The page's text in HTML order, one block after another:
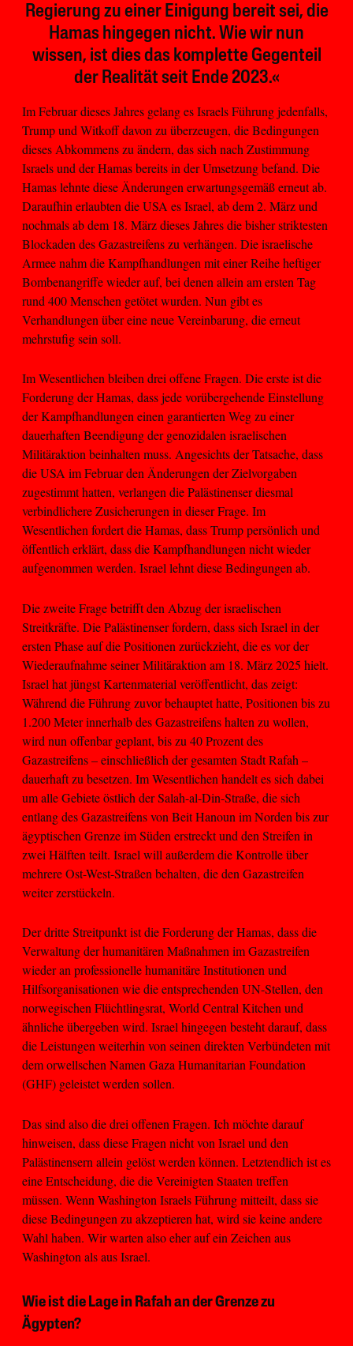
Regierung zu einer Einigung bereit sei, die
Hamas hingegen nicht. Wie wir nun
wissen, ist dies das komplette Gegenteil
der Realität seit Ende 2023.«
Im Februar dieses Jahres gelang es Israels Führung jedenfalls,
Trump und Witkoff davon zu überzeugen, die Bedingungen
dieses Abkommens zu ändern, das sich nach Zustimmung
Israels und der Hamas bereits in der Umsetzung befand. Die
Hamas lehnte diese Änderungen erwartungsgemäß erneut ab.
Daraufhin erlaubten die USA es Israel, ab dem 2. März und
nochmals ab dem 18. März dieses Jahres die bisher striktesten
Blockaden des Gazastreifens zu verhängen. Die israelische
Armee nahm die Kampfhandlungen mit einer Reihe heftiger
Bombenangriffe wieder auf, bei denen allein am ersten Tag
rund 400 Menschen getötet wurden. Nun gibt es
Verhandlungen über eine neue Vereinbarung, die erneut
mehrstufig sein soll.
Im Wesentlichen bleiben drei offene Fragen. Die erste ist die
Forderung der Hamas, dass jede vorübergehende Einstellung
der Kampfhandlungen einen garantierten Weg zu einer
dauerhaften Beendigung der genozidalen israelischen
Militäraktion beinhalten muss. Angesichts der Tatsache, dass
die USA im Februar den Änderungen der Zielvorgaben
zugestimmt hatten, verlangen die Palästinenser diesmal
verbindlichere Zusicherungen in dieser Frage. Im
Wesentlichen fordert die Hamas, dass Trump persönlich und
öffentlich erklärt, dass die Kampfhandlungen nicht wieder
aufgenommen werden. Israel lehnt diese Bedingungen ab.
Die zweite Frage betrifft den Abzug der israelischen
Streitkräfte. Die Palästinenser fordern, dass sich Israel in der
ersten Phase auf die Positionen zurückzieht, die es vor der
Wiederaufnahme seiner Militäraktion am 18. März 2025 hielt.
Israel hat jüngst Kartenmaterial veröffentlicht, das zeigt:
Während die Führung zuvor behauptet hatte, Positionen bis zu
1.200 Meter innerhalb des Gazastreifens halten zu wollen,
wird nun offenbar geplant, bis zu 40 Prozent des
Gazastreifens – einschließlich der gesamten Stadt Rafah –
dauerhaft zu besetzen. Im Wesentlichen handelt es sich dabei
um alle Gebiete östlich der Salah-al-Din-Straße, die sich
entlang des Gazastreifens von Beit Hanoun im Norden bis zur
ägyptischen Grenze im Süden erstreckt und den Streifen in
zwei Hälften teilt. Israel will außerdem die Kontrolle über
mehrere Ost-West-Straßen behalten, die den Gazastreifen
weiter zerstückeln.
Der dritte Streitpunkt ist die Forderung der Hamas, dass die
Verwaltung der humanitären Maßnahmen im Gazastreifen
wieder an professionelle humanitäre Institutionen und
Hilfsorganisationen wie die entsprechenden UN-Stellen, den
norwegischen Flüchtlingsrat, World Central Kitchen und
ähnliche übergeben wird. Israel hingegen besteht darauf, dass
die Leistungen weiterhin von seinen direkten Verbündeten mit
dem orwellschen Namen Gaza Humanitarian Foundation
(GHF) geleistet werden sollen.
Das sind also die drei offenen Fragen. Ich möchte darauf
hinweisen, dass diese Fragen nicht von Israel und den
Palästinensern allein gelöst werden können. Letztendlich ist es
eine Entscheidung, die die Vereinigten Staaten treffen
müssen. Wenn Washington Israels Führung mitteilt, dass sie
diese Bedingungen zu akzeptieren hat, wird sie keine andere
Wahl haben. Wir warten also eher auf ein Zeichen aus
Washington als aus Israel.
Wie ist die Lage in Rafah an der Grenze zu
Ägypten?